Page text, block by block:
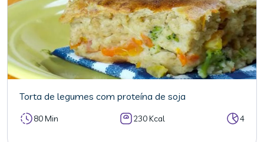
Torta de legumes com proteína de soja
80 Min 230 Kcal 4